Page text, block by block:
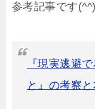
参考記事です
『現実逃避
と』の考察